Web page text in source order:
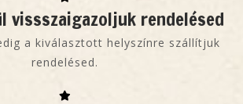
vissszaigazoljuk rendelésed
a kiválasztott helyszínre szállítjuk
rendelésed.